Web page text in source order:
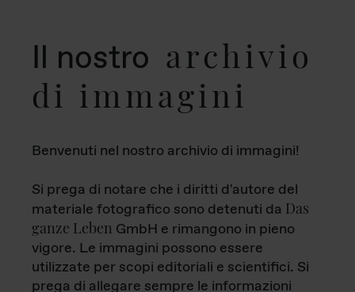
Il nostro archivio
di immagini
Benvenuti nel nostro archivio di immagini!
Si prega di notare che i diritti d'autore del
materiale fotografico sono detenuti da Das
ganze Leben GmbH e rimangono in pieno
vigore. Le immagini possono essere
utilizzate per scopi editoriali e scientifici. Si
prega di allegare sempre le informazioni